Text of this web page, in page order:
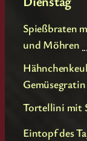
Spießbraten
und Möhren
Gemüsegratin
Tortellini mit
Eintopf des